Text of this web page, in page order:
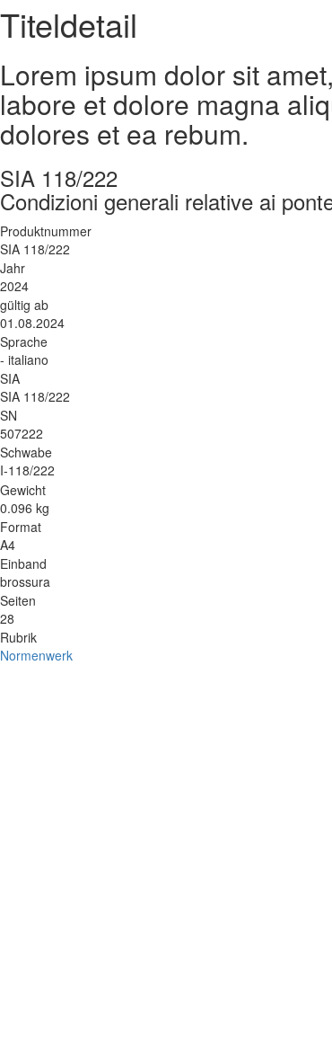
Titeldetail
Lorem ipsum dolor sit
labore et dolore magna
dolores et ea rebum.
SIA 118/222
Condizioni generali relative ai
Produktnummer
SIA 118/222
Jahr
2024
gültig ab
01.08.2024
Sprache
- italiano
SIA
SIA 118/222
SN
507222
Schwabe
I-118/222
Gewicht
0.096 kg
Format
A4
Einband
brossura
Seiten
28
Rubrik
Normenwerk